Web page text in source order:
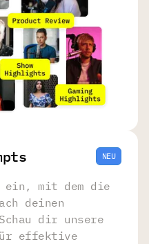
NEU
ein, mit dem die
deinen
dir unsere
effektive